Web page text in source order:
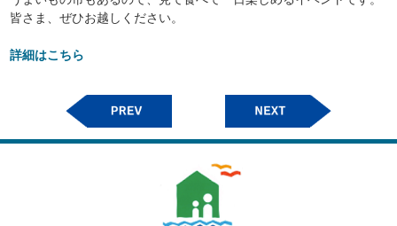
皆さま、ぜひお越しください。
詳細はこちら